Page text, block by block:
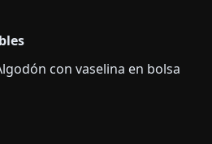
con vaselina en bolsa